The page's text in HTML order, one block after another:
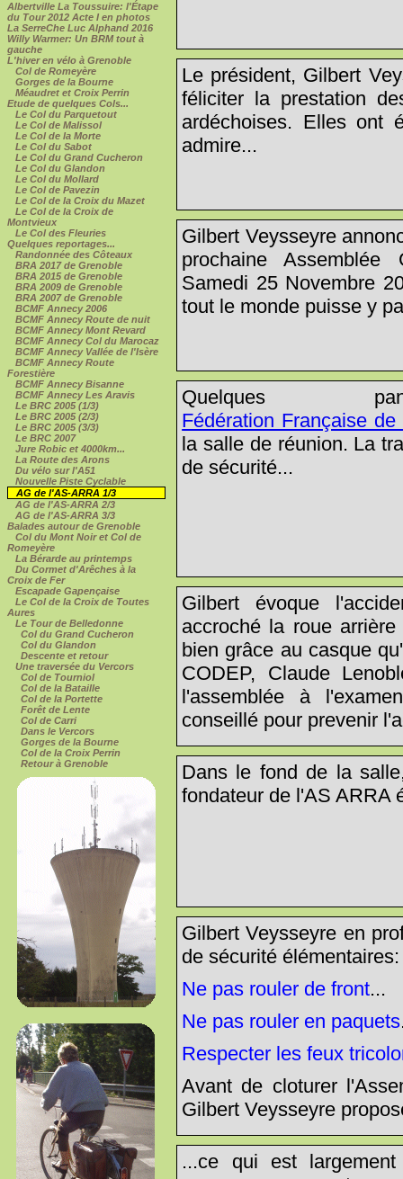
Albertville La Toussuire: l'Étape
du Tour 2012 Acte I en photos
La SerreChe Luc Alphand 2016
Willy Warmer: Un BRM tout à
gauche
L'hiver en vélo à Grenoble
Col de Romeyère
Gorges de la Bourne
Méaudret et Croix Perrin
Etude de quelques Cols...
Le Col du Parquetout
Le Col de Malissol
Le Col de la Morte
Le Col du Sabot
Le Col du Grand Cucheron
Le Col du Glandon
Le Col du Mollard
Le Col de Pavezin
Le Col de la Croix du Mazet
Le Col de la Croix de
Montvieux
Le Col des Fleuries
Quelques reportages...
Randonnée des Côteaux
BRA 2017 de Grenoble
BRA 2015 de Grenoble
BRA 2009 de Grenoble
BRA 2007 de Grenoble
BCMF Annecy 2006
BCMF Annecy Route de nuit
BCMF Annecy Mont Revard
BCMF Annecy Col du Marocaz
BCMF Annecy Vallée de l'Isère
BCMF Annecy Route
Forestière
BCMF Annecy Bisanne
BCMF Annecy Les Aravis
Le BRC 2005 (1/3)
Le BRC 2005 (2/3)
Le BRC 2005 (3/3)
Le BRC 2007
Jure Robic et 4000km...
La Route des Arons
Du vélo sur l'A51
Nouvelle Piste Cyclable
AG de l'AS-ARRA 1/3
AG de l'AS-ARRA 2/3
AG de l'AS-ARRA 3/3
Balades autour de Grenoble
Col du Mont Noir et Col de
Romeyère
La Bérarde au printemps
Du Cormet d'Arêches à la
Croix de Fer
Escapade Gapençaise
Le Col de la Croix de Toutes
Aures
Le Tour de Belledonne
Col du Grand Cucheron
Col du Glandon
Descente et retour
Une traversée du Vercors
Col de Tourniol
Col de la Bataille
Col de la Portette
Forêt de Lente
Col de Carri
Dans le Vercors
Gorges de la Bourne
Col de la Croix Perrin
Retour à Grenoble
Le président, Gilbert
féliciter la prestation
ardéchoises. Elles ont
admire...
Gilbert Veysseyre
prochaine
Samedi 25 Novembre
tout le monde puisse y
Quelques
Fédération Française de
la salle de réunion. La
de sécurité...
Gilbert évoque
accroché la roue
bien grâce au casque
CODEP, Claude
l'assemblée à
conseillé pour prevenir
Dans le fond de la
fondateur de l'AS ARRA
Gilbert Veysseyre en
de sécurité élémentaires:
Ne pas rouler de front...
Ne pas rouler en paquets
Respecter les feux
Avant de cloturer
Gilbert Veysseyre
...ce qui est